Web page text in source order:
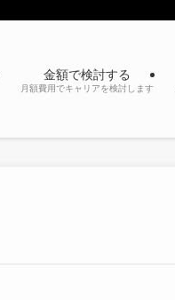
金額で検討する
月額費用でキャリアを検討します